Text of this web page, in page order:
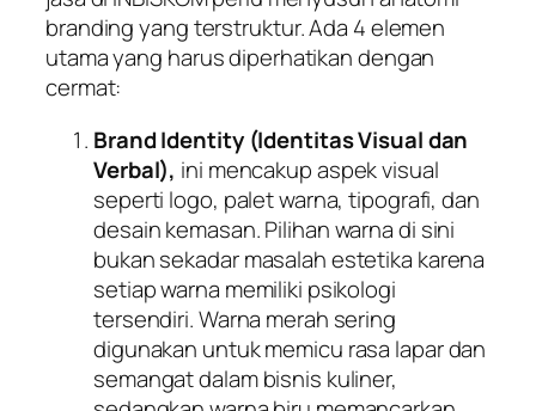
brandingyang terstruktur. Ada 4 elemen
utama yang harus diperhatikan dengan
cermat:
Brand Identity (Identitas Visual dan
Verbal), ini mencakup aspek visual
seperti logo, palet warna, tipografi, dan
desain kemasan. Pilihan warna di sini
bukan sekadar masalah estetika karena
setiap warna memiliki psikologi
tersendiri. Warna merah sering
digunakan untuk memicu rasa lapar dan
semangat dalam bisnis kuliner,